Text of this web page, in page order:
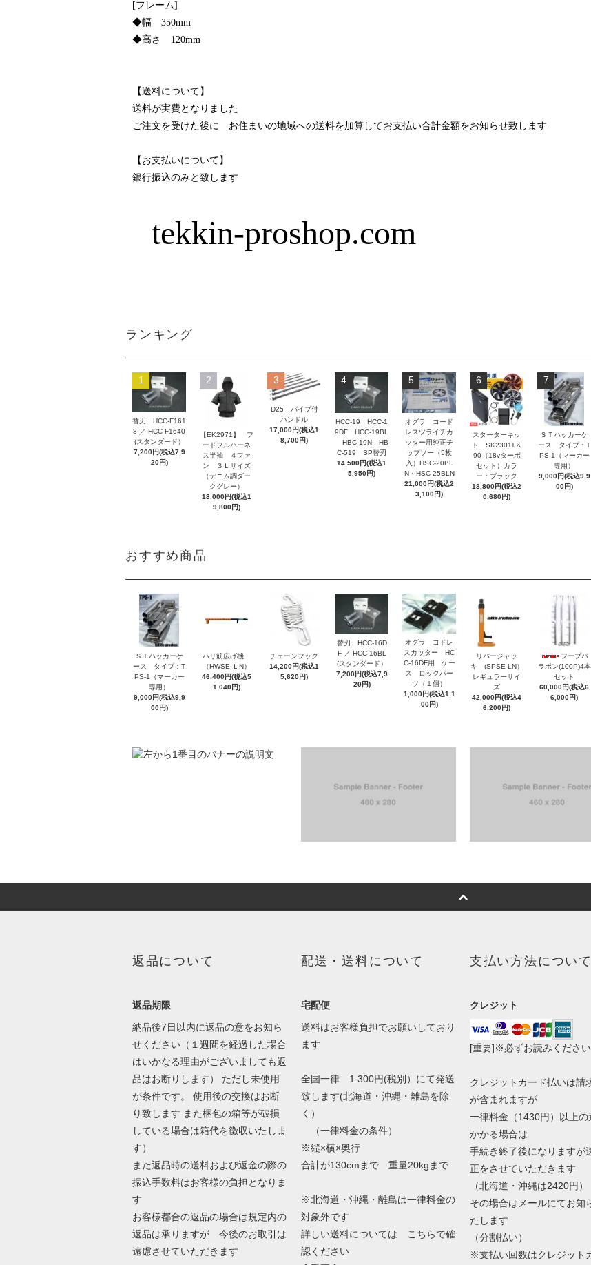
[フレーム]
◆幅 350mm
◆高さ 120mm
【送料について】
送料が実費となりました
ご注文を受けた後に お住まいの地域への送料を加算してお支払い合計金額をお知らせ致します
【お支払いについて】
銀行振込のみと致します
tekkin-proshop.com
ランキング
1
替刃 HCC-F161
8 ／ HCC-F1640
(スタンダード）
7,200円(税込7,9
20円)
2
【EK2971】 フ
ードフルハーネ
ス半袖 ４ファ
ン ３Ｌサイズ
（デニム調ダー
クグレー）
18,000円(税込1
9,800円)
3
D25 パイプ付
ハンドル
17,000円(税込1
8,700円)
4
HCC-19 HCC-1
9DF HCC-19BL
HBC-19N HB
C-519 SP替刃
14,500円(税込1
5,950円)
5
オグラ コード
レスツライチカ
ッター用純正チ
ップソー（5枚
入）HSC-20BL
N・HSC-25BLN
21,000円(税込2
3,100円)
6
スターターキッ
ト SK23011Ｋ
90（18vターボ
セット）カラ
ー：ブラック
18,800円(税込2
0,680円)
7
ＳＴハッカーケ
ース タイプ：T
PS-1（マーカー
専用）
9,000円(税込9,9
00円)
おすすめ商品
ＳＴハッカーケ
ース タイプ：T
PS-1（マーカー
専用）
9,000円(税込9,9
00円)
ハリ筋広げ機
（HWSE-ＬN）
46,400円(税込5
1,040円)
チェーンフック
14,200円(税込1
5,620円)
替刃 HCC-16D
F ／ HCC-16BL
(スタンダード）
7,200円(税込7,9
20円)
オグラ コドレ
スカッター HC
C-16DF用 ケー
ス ロックパー
ツ（１個）
1,000円(税込1,1
00円)
リバージャッ
キ (SPSE-LN）
レギュラーサイ
ズ
42,000円(税込4
6,200円)
フープパ
ラポン(100P)4本
セット
60,000円(税込6
6,000円)
返品について
返品期限
納品後7日以内に返品の意をお知ら
せください（１週間を経過した場合
はいかなる理由がございましても返
品はお断りします） ただし未使用
が条件です。 使用後の交換はお断
り致します また梱包の箱等が破損
している場合は箱代を徴収いたしま
す）
また返品時の送料および返金の際の
振込手数料はお客様の負担となりま
す
お客様都合の返品の場合は規定内の
返品は承りますが 今後のお取引は
遠慮させていただきます
配送・送料について
宅配便
送料はお客様負担でお願いしており
ます
全国一律 1.300円(税別）にて発送
致します(北海道・沖縄・離島を除
く）
（一律料金の条件）
※縦×横×奥行
合計が130cmまで 重量20kgまで
※北海道・沖縄・離島は一律料金の
対象外です
詳しい送料については こちらで確
認ください
支払い方法について
クレジット
[重要]※必ずお読みください
クレジットカード払いは請
が含まれますが
一律料金（1430円）以上の
かかる場合は
手続き終了後になりますが
正をさせていただきます
（北海道・沖縄は2420円）
その場合はメールにてお知
たします
（分割払い）
※支払い回数はクレジット